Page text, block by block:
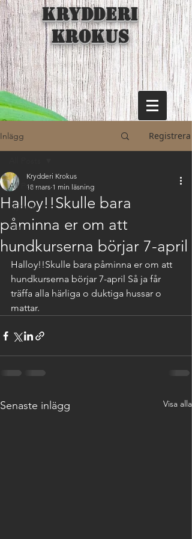
KRYDDERI
KROKUS
Inlägg Registrera
All Posts
Nyheter
Mat
Halloy!!Skulle bara
påminna er om att
hundkurserna börjar 7-april
Krydderi Krokus
18 mars 1 min läsning
Halloy!!Skulle bara påminna er om att
hundkurserna börjar 7-april Så ja får
träffa alla härliga o duktiga hussar o
mattar.
Senaste inlägg Visa alla